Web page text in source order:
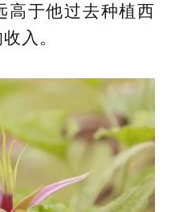
高于他过去种植西
入。